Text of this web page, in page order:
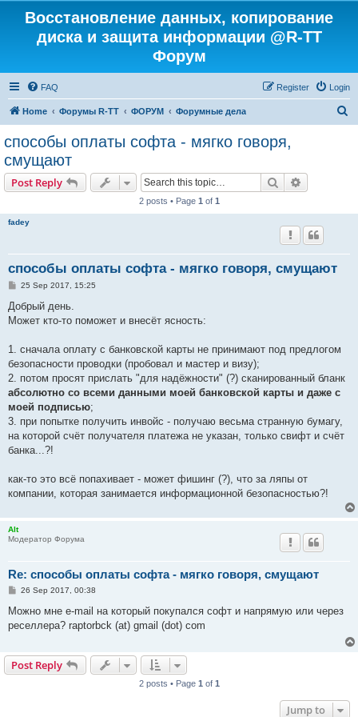
Восстановление данных, копирование
диска и защита информации @R-TT
Форум
FAQ Login
Register
Home Форумы R-TT ФОРУМ Форумные дела
способы оплаты софта - мягко говоря,
смущают
Post Reply Search
2 posts • Page 1 of 1
fadey
способы оплаты софта - мягко говоря, смущают
P
s
25 Sep 2017, 15:25
Добрый день.
Может кто-то поможет и внесёт ясность:
1. сначала оплату с банковской карты не принимают под предлогом
безопасности проводки (пробовал и мастер и визу);
2. потом просят прислать "для надёжности" (?) сканированный бланк
абсолютно со всеми данными моей банковской карты и даже с
моей подписью;
3. при попытке получить инвойс - получаю весьма странную бумагу,
на которой счёт получателя платежа не указан, только свифт и счёт
банка...?!
как-то это всё попахивает - может фишинг (?), что за ляпы от
компании, которая занимается информационной безопасностью?!
Alt
Модератор Форума
Re: способы оплаты софта - мягко говоря, смущают
P
s
26 Sep 2017, 00:38
Можно мне e-mail на который покупался софт и напрямую или через
реселлера? raptorbck (at) gmail (dot) com
Post Reply
2 posts • Page 1 of 1
Jump to